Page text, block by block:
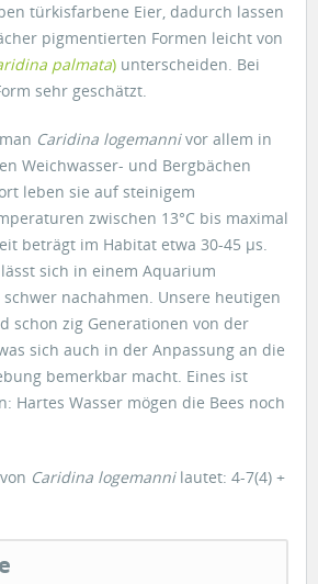
türkisfarbene Eier, dadurch lassen
pigmentierten Formen leicht von
palmata) unterscheiden. Bei
sehr geschätzt.
Caridina logemannivor allem in
Weichwasser- und Bergbächen
leben sie auf steinigem
zwischen 13°C bis maximal
beträgt im Habitat etwa 30-45 μs.
sich in einem Aquarium
nachahmen. Unsere heutigen
schon zig Generationen von der
sich auch in der Anpassung an die
bemerkbar macht. Eines ist
Hartes Wasser mögen die Bees noch
von Caridina logemannilautet: 4-7(4) +